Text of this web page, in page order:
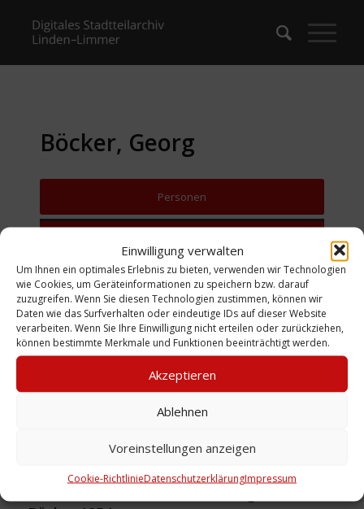
Einwilligung verwalten
Um Ihnen ein optimales Erlebnis zu bieten, verwenden wir Technologien
wie Cookies, um Geräteinformationen zu speichern bzw. darauf
zuzugreifen. Wenn Sie diesen Technologien zustimmen, können wir
Daten wie das Surfverhalten oder eindeutige IDs auf dieser Website
verarbeiten. Wenn Sie Ihre Einwilligung nicht erteilen oder zurückziehen,
können bestimmte Merkmale und Funktionen beeinträchtigt werden.
Akzeptieren
Ablehnen
Voreinstellungen anzeigen
Cookie-RichtlinieDatenschutzerklärungImpressum
Böcker, Georg
Personen